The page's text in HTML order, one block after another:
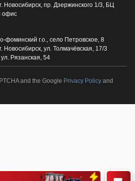
Новосибирск, пр. Дзержинского 1/3, БЦ
офис
фоминский г.о., село Петровское, 8
Новосибирск, ул. Толмачёвская, 17/3
ул. Рязанская, 54
and the Google Privacy Policy and